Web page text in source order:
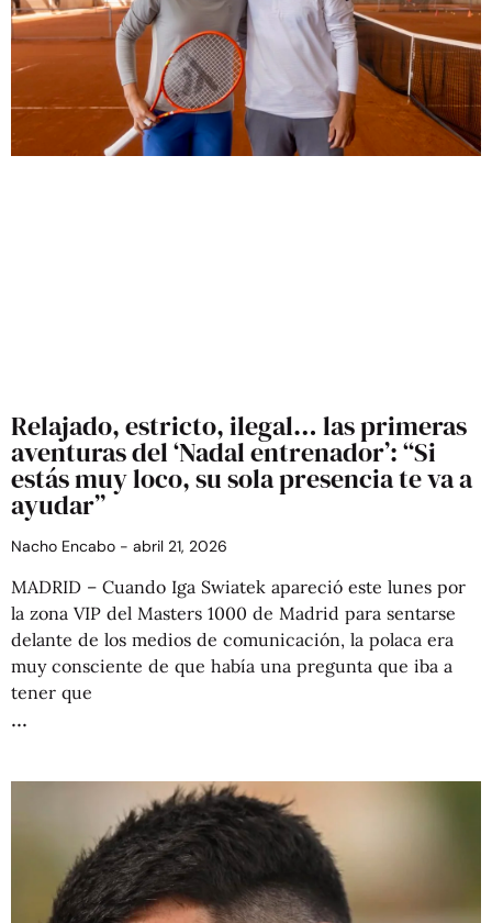
Relajado, estricto, ilegal… las primeras
aventuras del ‘Nadal entrenador’: “Si
estás muy loco, su sola presencia te va a
ayudar”
Nacho Encabo abril 21, 2026
MADRID – Cuando Iga Swiatek apareció este lunes por
la zona VIP del Masters 1000 de Madrid para sentarse
delante de los medios de comunicación, la polaca era
muy consciente de que había una pregunta que iba a
tener que